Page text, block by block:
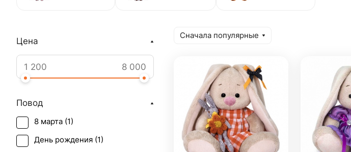
Сначала популярные
Цена
Повод
8 марта (1)
День рождения (1)